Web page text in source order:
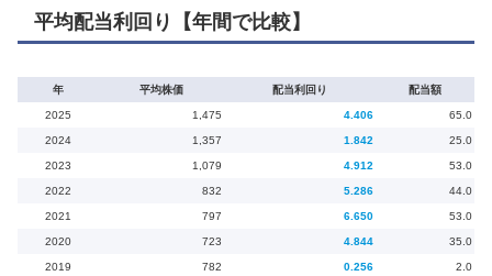
平均配当利回り【年間で比較】
年 平均株価 配当利回り 配当額
2025 1,475 4.406 65.0
2024 1,357 1.842 25.0
2023 1,079 4.912 53.0
2022 832 5.286 44.0
2021 797 6.650 53.0
2020 723 4.844 35.0
2019 782 0.256 2.0